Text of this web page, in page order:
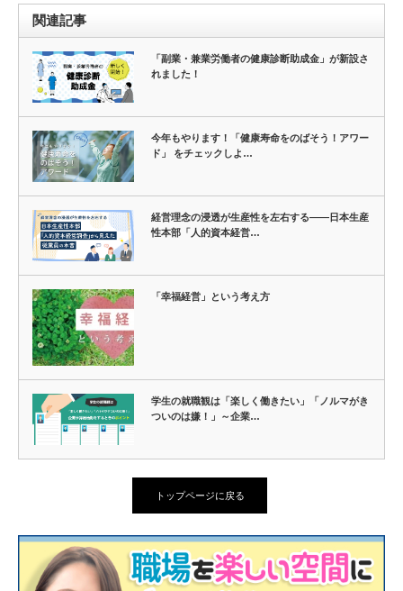
関連記事
「副業・兼業労働者の健康診断助成金」が新設さ
れました！
今年もやります！「健康寿命をのばそう！アワー
ド」 をチェックしよ…
経営理念の浸透が生産性を左右する――日本生産
性本部「人的資本経営…
「幸福経営」という考え方
学生の就職観は「楽しく働きたい」「ノルマがき
ついのは嫌！」～企業…
トップページに戻る